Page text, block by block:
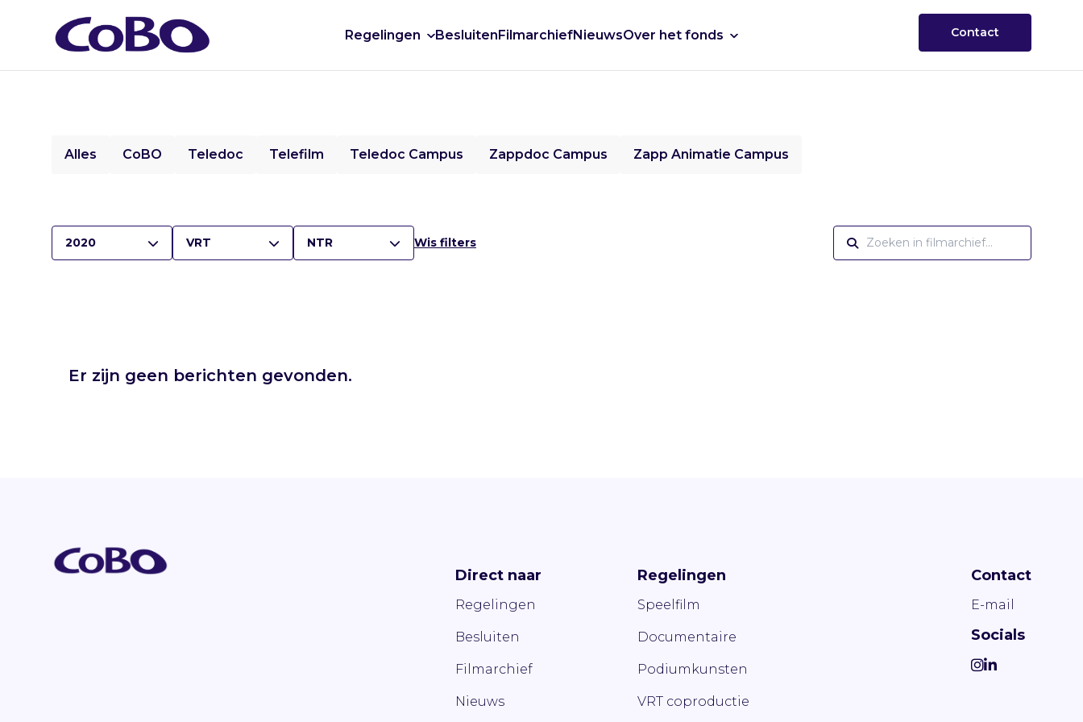
Regelingen BesluitenFilmarchiefNieuwsOver het fonds Contact
Alles CoBO Teledoc Telefilm Teledoc Campus Zappdoc Campus Zapp Animatie Campus
2020 VRT NTR Wis filters
Er zijn geen berichten gevonden.
Direct naar
Regelingen
Besluiten
Filmarchief
Nieuws
Regelingen
Speelfilm
Documentaire
Podiumkunsten
VRT coproductie
Contact
E-mail
Socials